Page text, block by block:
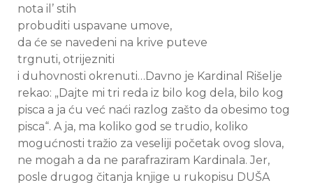
nota il’ stih
probuditi uspavane umove,
da će se navedeni na krive puteve
trgnuti, otrijezniti
i duhovnosti okrenuti…Davno je Kardinal Rišelje
rekao: „Dajte mi tri reda iz bilo kog dela, bilo kog
pisca a ja ću već naći razlog zašto da obesimo tog
pisca“. A ja, ma koliko god se trudio, koliko
mogućnosti tražio za veseliji početak ovog slova,
ne mogah a da ne parafraziram Kardinala. Jer,
posle drugog čitanja knjige u rukopisu DUŠA